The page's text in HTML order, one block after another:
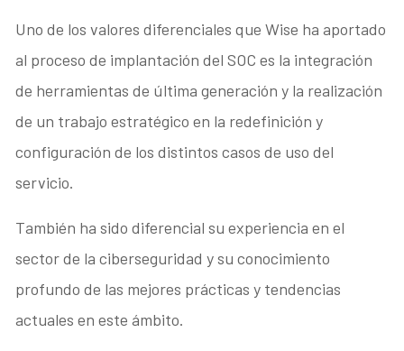
Uno de los valores diferenciales que Wise ha aportado
al proceso de implantación del SOC es la integración
de herramientas de última generación y la realización
de un trabajo estratégico en la redefinición y
configuración de los distintos casos de uso del
servicio.
También ha sido diferencial su experiencia en el
sector de la ciberseguridad y su conocimiento
profundo de las mejores prácticas y tendencias
actuales en este ámbito.